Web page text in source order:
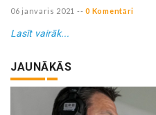
06 janvaris 2021 -- 0 Komentāri
Lasīt vairāk...
JAUNĀKĀS